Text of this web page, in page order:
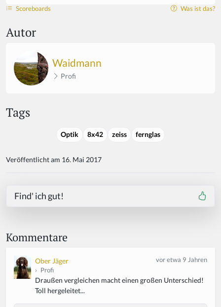
Scoreboards Was ist das?
Autor
Waidmann
Profi
Tags
Optik 8x42 zeiss fernglas
Veröffentlicht am 16. Mai 2017
Find' ich gut!
Kommentare
Ober Jäger
› Profi
vor etwa 9 Jahren
Draußen vergleichen macht einen großen Unterschied!
Toll hergeleitet...